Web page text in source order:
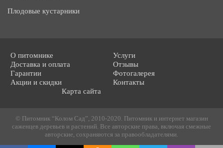
Плодовые кустарники
О питомнике
Услуги
Доставка и оплата
Отзывы
Гарантии
Фотогалерея
Акции и скидки
Контакты
Карта сайта
© Питомник “Колом Сад”, 2010-2020. Питомник и интернет магазин
саженцев деревьев и растений. Все авторские права, включая смежные
авторские, сохраняются за правообладателями.